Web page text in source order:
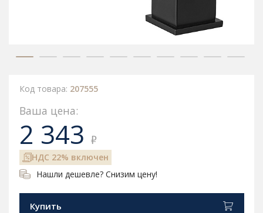
Код товара: 207555
Ваша цена:
2 343 ₽
НДС 22% включен
Нашли дешевле? Снизим цену!
Купить